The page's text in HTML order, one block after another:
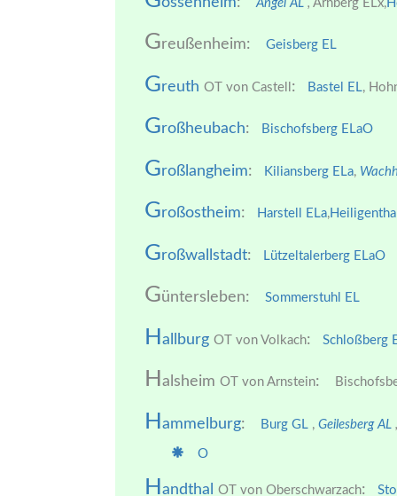
Angel AL , Arnberg ELx,
Greußenheim: Geisberg EL
Greuth OT von Castell : Bastel EL,
Großheubach: Bischofsberg ELaO
Großlangheim: Kiliansberg ELa,
Großostheim: Harstell ELa,
Großwallstadt: Lützeltalerberg ELaO
Güntersleben: Sommerstuhl EL
H allburg OT von Volkach: Schloßberg
H alsheim OT von Arnstein:
H ammelburg: Burg GL , Geilesberg AL ,
O
H andthal OT von Oberschwarzach: